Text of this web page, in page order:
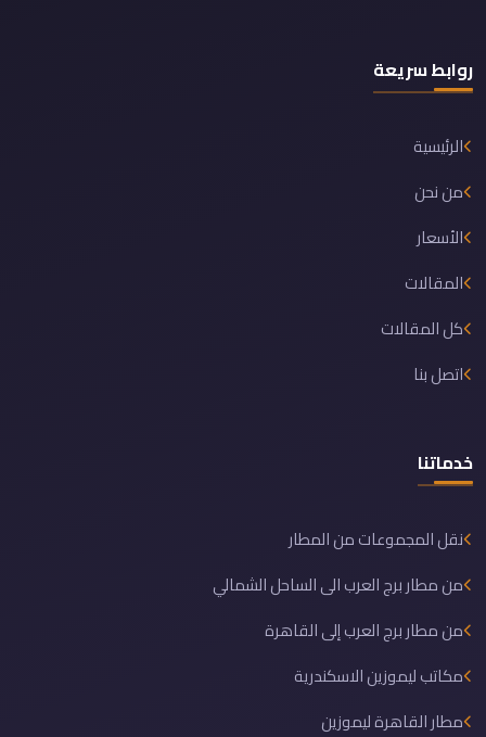
روابط سريعة
الرئيسية
من نحن
الأسعار
المقالات
كل المقالات
اتصل بنا
خدماتنا
نقل المجموعات من المطار
من مطار برج العرب الى الساحل الشمالي
من مطار برج العرب إلى القاهرة
مكاتب ليموزين الاسكندرية
مطار القاهرة ليموزين